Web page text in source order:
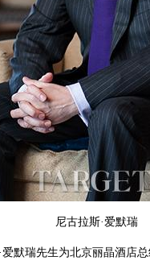
尼古拉斯·爱默瑞
默瑞先生为北京丽晶酒店总